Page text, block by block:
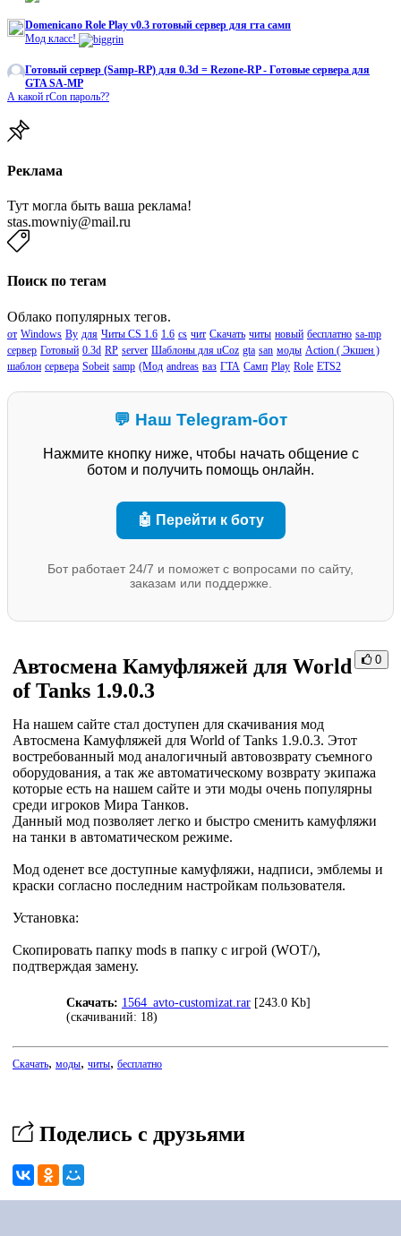
Domenicano Role Play v0.3 готовый сервер для гта самп
Мод класс!
Готовый сервер (Samp-RP) для 0.3d = Rezone-RP - Готовые сервера для
GTA SA-MP
А какой rCon пароль??
Реклама
Тут могла быть ваша реклама!
stas.mowniy@mail.ru
Поиск по тегам
Облако популярных тегов.
от Windows By для Читы CS 1.6 1.6 cs чит Скачать читы новый бесплатно sa-mp
сервер Готовый 0.3d RP server Шаблоны для uCoz gta san моды Action ( Экшен )
шаблон сервера Sobeit samp (Мод andreas ваз ГТА Самп Play Role ETS2
💬 Наш Telegram-бот
Нажмите кнопку ниже, чтобы начать общение с
ботом и получить помощь онлайн.
🤖 Перейти к боту
Бот работает 24/7 и поможет с вопросами по сайту,
заказам или поддержке.
0
Автосмена Камуфляжей для World
of Tanks 1.9.0.3
На нашем сайте стал доступен для скачивания мод
Автосмена Камуфляжей для World of Tanks 1.9.0.3. Этот
востребованный мод аналогичный автовозврату съемного
оборудования, а так же автоматическому возврату экипажа
которые есть на нашем сайте и эти моды очень популярны
среди игроков Мира Танков.
Данный мод позволяет легко и быстро сменить камуфляжи
на танки в автоматическом режиме.
Мод оденет все доступные камуфляжи, надписи, эмблемы и
краски согласно последним настройкам пользователя.
Установка:
Скопировать папку mods в папку с игрой (WOT/),
подтверждая замену.
Скачать: 1564_avto-customizat.rar [243.0 Kb]
(cкачиваний: 18)
Скачать, моды, читы, бесплатно
Поделись с друзьями